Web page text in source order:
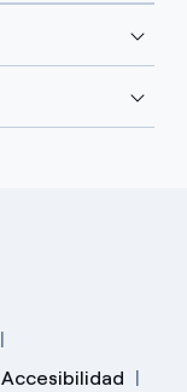
Accesibilidad